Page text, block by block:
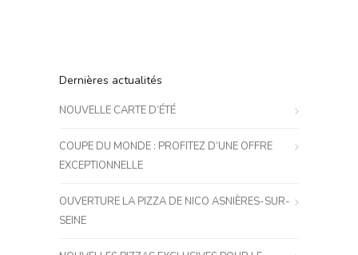
Dernières actualités
NOUVELLE CARTE D’ÉTÉ
COUPE DU MONDE : PROFITEZ D’UNE OFFRE
EXCEPTIONNELLE
OUVERTURE LA PIZZA DE NICO ASNIÈRES-SUR-
SEINE